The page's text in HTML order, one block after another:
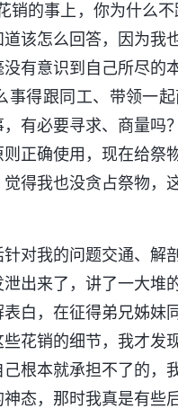
销的事上，你为什么
该怎么回答，因为
有意识到自己所尽
事得跟同工、带领一
有必要寻求、商量
正确使用，现在给
觉得我也没贪占祭物
对我的问题交通、
出来了，讲了一大
白，在征得弟兄姊
花销的细节，我才
根本就承担不了的
态，那时我真是有些